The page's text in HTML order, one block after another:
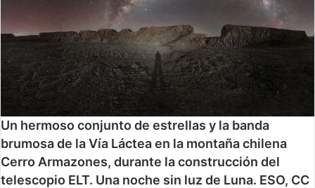
Un hermoso conjunto de estrellas y la banda
brumosa de la Vía Láctea en la montaña chilena
Cerro Armazones, durante la construcción del
telescopio ELT. Una noche sin luz de Luna. ESO, CC